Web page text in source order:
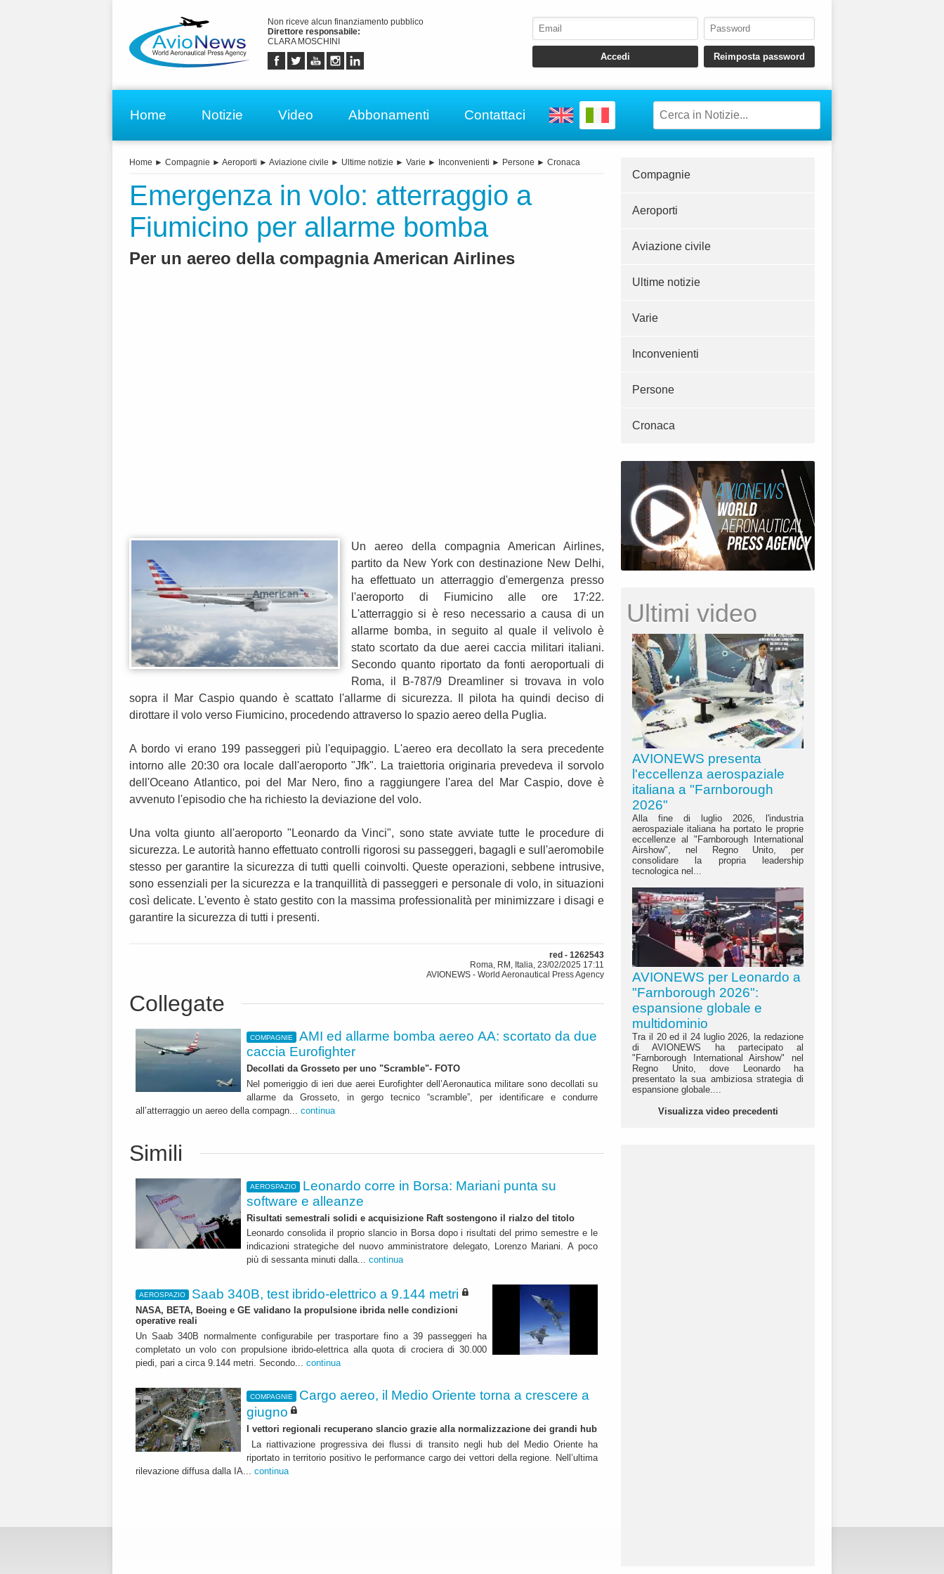
Non riceve alcun finanziamento pubblico
Direttore responsabile:
CLARA MOSCHINI
Home Notizie Video Abbonamenti Contattaci
Home ► Compagnie ► Aeroporti ► Aviazione civile ► Ultime notizie ► Varie ► Inconvenienti ► Persone ► Cronaca
Emergenza in volo: atterraggio a
Fiumicino per allarme bomba
Per un aereo della compagnia American Airlines
Un aereo della compagnia American Airlines,
partito da New York con destinazione New Delhi,
ha effettuato un atterraggio d'emergenza presso
l'aeroporto di Fiumicino alle ore 17:22.
L'atterraggio si è reso necessario a causa di un
allarme bomba, in seguito al quale il velivolo è
stato scortato da due aerei caccia militari italiani.
Secondo quanto riportato da fonti aeroportuali di
Roma, il B-787/9 Dreamliner si trovava in volo
sopra il Mar Caspio quando è scattato l'allarme di sicurezza. Il pilota ha quindi deciso di
dirottare il volo verso Fiumicino, procedendo attraverso lo spazio aereo della Puglia.
A bordo vi erano 199 passeggeri più l'equipaggio. L'aereo era decollato la sera precedente
intorno alle 20:30 ora locale dall'aeroporto "Jfk". La traiettoria originaria prevedeva il sorvolo
dell'Oceano Atlantico, poi del Mar Nero, fino a raggiungere l'area del Mar Caspio, dove è
avvenuto l'episodio che ha richiesto la deviazione del volo.
Una volta giunto all'aeroporto "Leonardo da Vinci", sono state avviate tutte le procedure di
sicurezza. Le autorità hanno effettuato controlli rigorosi su passeggeri, bagagli e sull'aeromobile
stesso per garantire la sicurezza di tutti quelli coinvolti. Queste operazioni, sebbene intrusive,
sono essenziali per la sicurezza e la tranquillità di passeggeri e personale di volo, in situazioni
così delicate. L'evento è stato gestito con la massima professionalità per minimizzare i disagi e
garantire la sicurezza di tutti i presenti.
red - 1262543
Roma, RM, Italia, 23/02/2025 17:11
AVIONEWS - World Aeronautical Press Agency
Collegate
COMPAGNIE
AMI ed allarme bomba aereo AA: scortato da due
caccia Eurofighter
Decollati da Grosseto per uno "Scramble"- FOTO
Nel pomeriggio di ieri due aerei Eurofighter dell’Aeronautica militare sono decollati su
allarme da Grosseto, in gergo tecnico “scramble”, per identificare e condurre
all’atterraggio un aereo della compagn... continua
Simili
AEROSPAZIO
Leonardo corre in Borsa: Mariani punta su
software e alleanze
Risultati semestrali solidi e acquisizione Raft sostengono il rialzo del titolo
Leonardo consolida il proprio slancio in Borsa dopo i risultati del primo semestre e le
indicazioni strategiche del nuovo amministratore delegato, Lorenzo Mariani. A poco
più di sessanta minuti dalla... continua
AEROSPAZIO Saab 340B, test ibrido-elettrico a 9.144 metri
NASA, BETA, Boeing e GE validano la propulsione ibrida nelle condizioni
operative reali
Un Saab 340B normalmente configurabile per trasportare fino a 39 passeggeri ha
completato un volo con propulsione ibrido-elettrica alla quota di crociera di 30.000
piedi, pari a circa 9.144 metri. Secondo... continua
COMPAGNIE
Cargo aereo, il Medio Oriente torna a crescere a
giugno
I vettori regionali recuperano slancio grazie alla normalizzazione dei grandi hub
La riattivazione progressiva dei flussi di transito negli hub del Medio Oriente ha
riportato in territorio positivo le performance cargo dei vettori della regione. Nell’ultima
rilevazione diffusa dalla IA... continua
Compagnie
Aeroporti
Aviazione civile
Ultime notizie
Varie
Inconvenienti
Persone
Cronaca
Ultimi video
AVIONEWS presenta
l'eccellenza aerospaziale
italiana a "Farnborough
2026"
Alla fine di luglio 2026, l'industria
aerospaziale italiana ha portato le proprie
eccellenze al "Farnborough International
Airshow", nel Regno Unito, per
consolidare la propria leadership
tecnologica nel...
AVIONEWS per Leonardo a
"Farnborough 2026":
espansione globale e
multidominio
Tra il 20 ed il 24 luglio 2026, la redazione
di AVIONEWS ha partecipato al
"Farnborough International Airshow" nel
Regno Unito, dove Leonardo ha
presentato la sua ambiziosa strategia di
espansione globale....
Visualizza video precedenti